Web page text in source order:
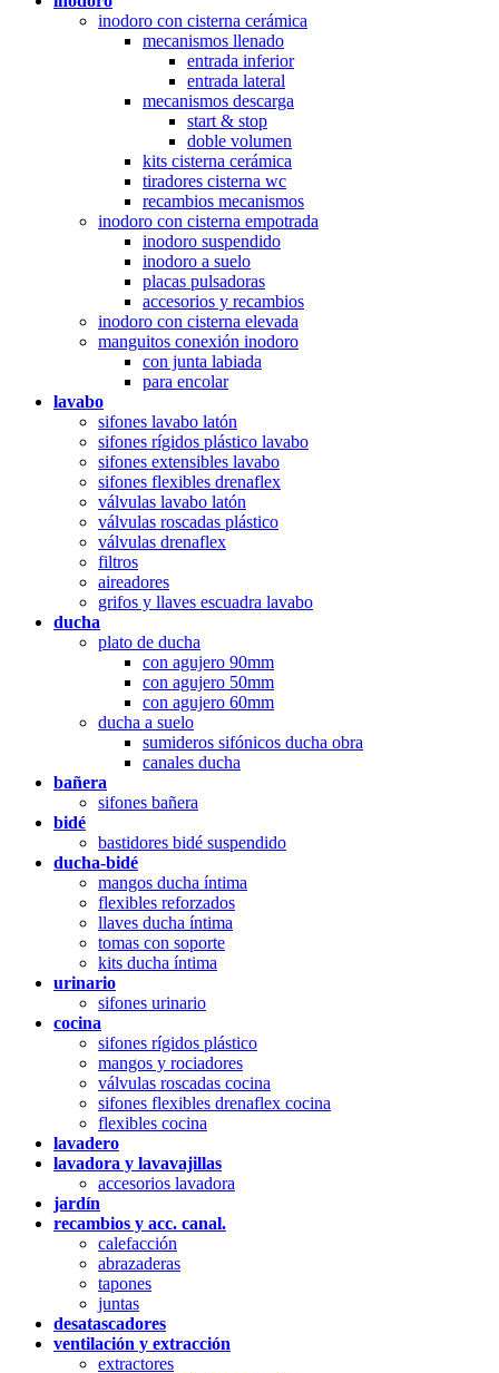
inodoro con cisterna cerámica
mecanismos llenado
entrada inferior
entrada lateral
mecanismos descarga
start & stop
doble volumen
kits cisterna cerámica
tiradores cisterna wc
recambios mecanismos
inodoro con cisterna empotrada
inodoro suspendido
inodoro a suelo
placas pulsadoras
accesorios y recambios
inodoro con cisterna elevada
manguitos conexión inodoro
con junta labiada
para encolar
lavabo
sifones lavabo latón
sifones rígidos plástico lavabo
sifones extensibles lavabo
sifones flexibles drenaflex
válvulas lavabo latón
válvulas roscadas plástico
válvulas drenaflex
filtros
aireadores
grifos y llaves escuadra lavabo
ducha
plato de ducha
con agujero 90mm
con agujero 50mm
con agujero 60mm
ducha a suelo
sumideros sifónicos ducha obra
canales ducha
bañera
sifones bañera
bidé
bastidores bidé suspendido
ducha-bidé
mangos ducha íntima
flexibles reforzados
llaves ducha íntima
tomas con soporte
kits ducha íntima
urinario
sifones urinario
cocina
sifones rígidos plástico
mangos y rociadores
válvulas roscadas cocina
sifones flexibles drenaflex cocina
flexibles cocina
lavadero
lavadora y lavavajillas
accesorios lavadora
jardín
recambios y acc. canal.
calefacción
abrazaderas
tapones
juntas
desatascadores
ventilación y extracción
extractores